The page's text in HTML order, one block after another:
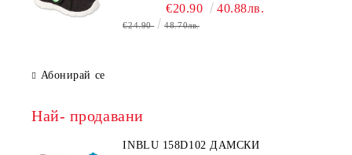
€20.90 40.88лв.
€24.90 48.70лв.
Абонирай се
Най- продавани
INBLU 158D102 ДАМСКИ